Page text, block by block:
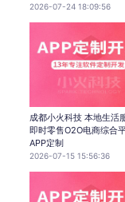
2026-07-24 18:09:56
成都小火科技 本地生活
即时零售O2O电商综合
APP定制
2026-07-15 15:56:36